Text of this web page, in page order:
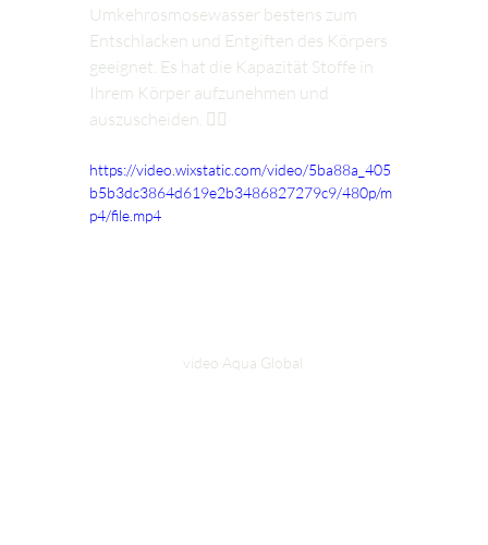
Umkehrosmosewasser bestens zum
Entschlacken und Entgiften des Körpers
geeignet. Es hat die Kapazität Stoffe in
Ihrem Körper aufzunehmen und
auszuscheiden. 👍🏻
https://video.wixstatic.com/video/5ba88a_405
b5b3dc3864d619e2b3486827279c9/480p/m
p4/file.mp4
video Aqua Global